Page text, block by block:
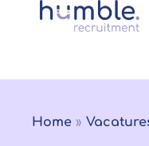
Home »